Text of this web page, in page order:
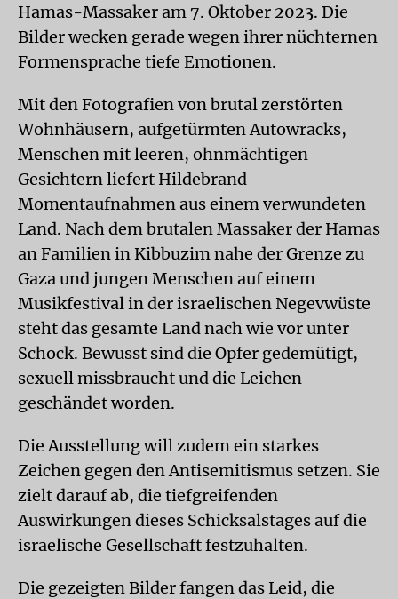
Hamas-Massaker am 7. Oktober 2023. Die
Bilder wecken gerade wegen ihrer nüchternen
Formensprache tiefe Emotionen.
Mit den Fotografien von brutal zerstörten
Wohnhäusern, aufgetürmten Autowracks,
Menschen mit leeren, ohnmächtigen
Gesichtern liefert Hildebrand
Momentaufnahmen aus einem verwundeten
Land. Nach dem brutalen Massaker der Hamas
an Familien in Kibbuzim nahe der Grenze zu
Gaza und jungen Menschen auf einem
Musikfestival in der israelischen Negevwüste
steht das gesamte Land nach wie vor unter
Schock. Bewusst sind die Opfer gedemütigt,
sexuell missbraucht und die Leichen
geschändet worden.
Die Ausstellung will zudem ein starkes
Zeichen gegen den Antisemitismus setzen. Sie
zielt darauf ab, die tiefgreifenden
Auswirkungen dieses Schicksalstages auf die
israelische Gesellschaft festzuhalten.
Die gezeigten Bilder fangen das Leid, die